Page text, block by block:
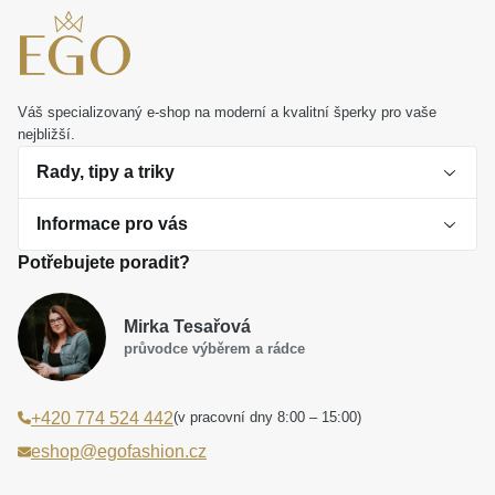
vzpomínkou na ty nejkrásnější chvíle radostného
dětství.
Váš specializovaný e-shop na moderní a kvalitní šperky pro vaše
nejbližší.
Rady, tipy a triky
O perlách
Jak vybrat perlový šperk
Dárková inspirace
Smaltované a korálkové šperky jako trend
Laboratorní diamanty jsou budoucnost
Jak správně pečovat o šperky
Informace pro vás
Obchodní podmínky
Reklamační řád
Poučení o právu na odstoupení od smlouvy
Potřebujete poradit?
Mirka Tesařová
průvodce výběrem a rádce
+420 774 524 442(v pracovní dny 8:00 – 15:00)
eshop@egofashion.cz